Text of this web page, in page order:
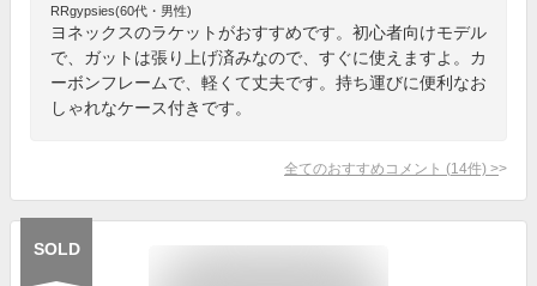
RRgypsies(60代・男性)
ヨネックスのラケットがおすすめです。初心者向けモデル
で、ガットは張り上げ済みなので、すぐに使えますよ。カ
ーボンフレームで、軽くて丈夫です。持ち運びに便利なお
しゃれなケース付きです。
全てのおすすめコメント (14件) >
SOLD